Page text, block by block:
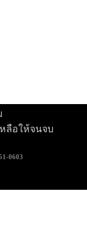
ลือให้จนจบ
0603